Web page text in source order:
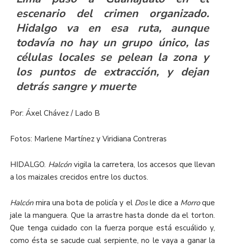
escenario del crimen organizado.
Hidalgo va en esa ruta, aunque
todavía no hay un grupo único, las
células locales se pelean la zona y
los puntos de extracción, y dejan
detrás sangre y muerte
Por: Áxel Chávez / Lado B
Fotos: Marlene Martínez y Viridiana Contreras
HIDALGO. Halcón vigila la carretera, los accesos que llevan
a los maizales crecidos entre los ductos.
Halcón mira una bota de policía y el Dos le dice a Morro que
jale la manguera. Que la arrastre hasta donde da el torton.
Que tenga cuidado con la fuerza porque está escuálido y,
como ésta se sacude cual serpiente, no le vaya a ganar la